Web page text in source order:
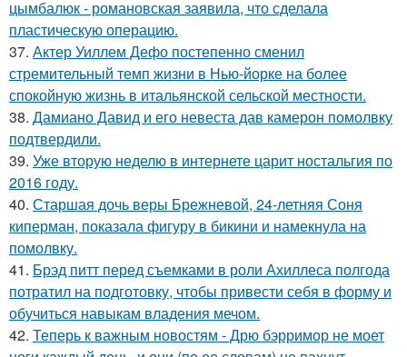
цымбалюк - романовская заявила, что сделала
пластическую операцию.
37. Актер Уиллем Дефо постепенно сменил
стремительный темп жизни в Нью-йорке на более
спокойную жизнь в итальянской сельской местности.
38. Дамиано Давид и его невеста дав камерон помолвку
подтвердили.
39. Уже вторую неделю в интернете царит ностальгия по
2016 году.
40. Старшая дочь веры Брежневой, 24-летняя Соня
киперман, показала фигуру в бикини и намекнула на
помолвку.
41. Брэд питт перед съемками в роли Ахиллеса полгода
потратил на подготовку, чтобы привести себя в форму и
обучиться навыкам владения мечом.
42. Теперь к важным новостям - Дрю бэрримор не моет